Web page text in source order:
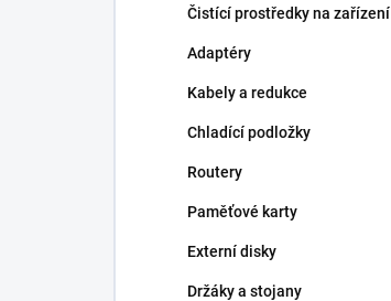
Čistící prostředky na zařízení
Adaptéry
Kabely a redukce
Chladící podložky
Routery
Paměťové karty
Externí disky
Držáky a stojany